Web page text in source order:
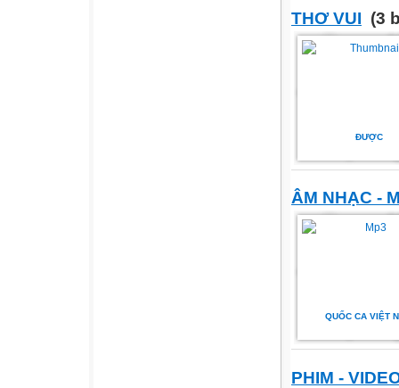
THƠ VUI (3
ĐƯỢC
ÂM NHẠC -
QUỐC CA VIỆT
PHIM -